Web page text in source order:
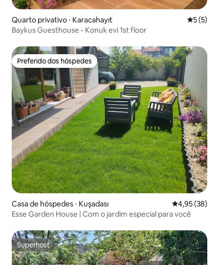
Quarto privativo ⋅ Karacahayıt 5 de
5 (5)
Baykus Guesthouse - Konuk evi 1st floor
Preferido dos hóspedes
Preferido dos hóspedes
Casa de hóspedes ⋅ Kuşadası 4,95 de uma
4,95 (38)
Esse Garden House | Com o jardim especial para você
Superhost
Superhost